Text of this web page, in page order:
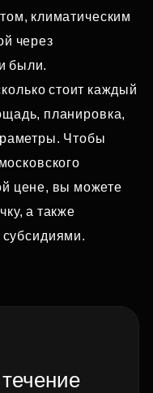
климатическим
через
были.
стоит каждый
планировка,
Чтобы
цене, вы можете
а также